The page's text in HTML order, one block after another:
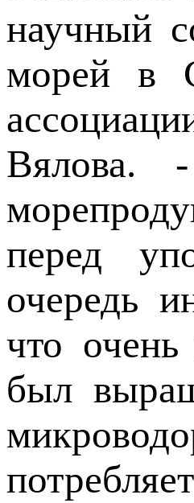
научный
морей в
Вялова.
перед
очередь
что
был